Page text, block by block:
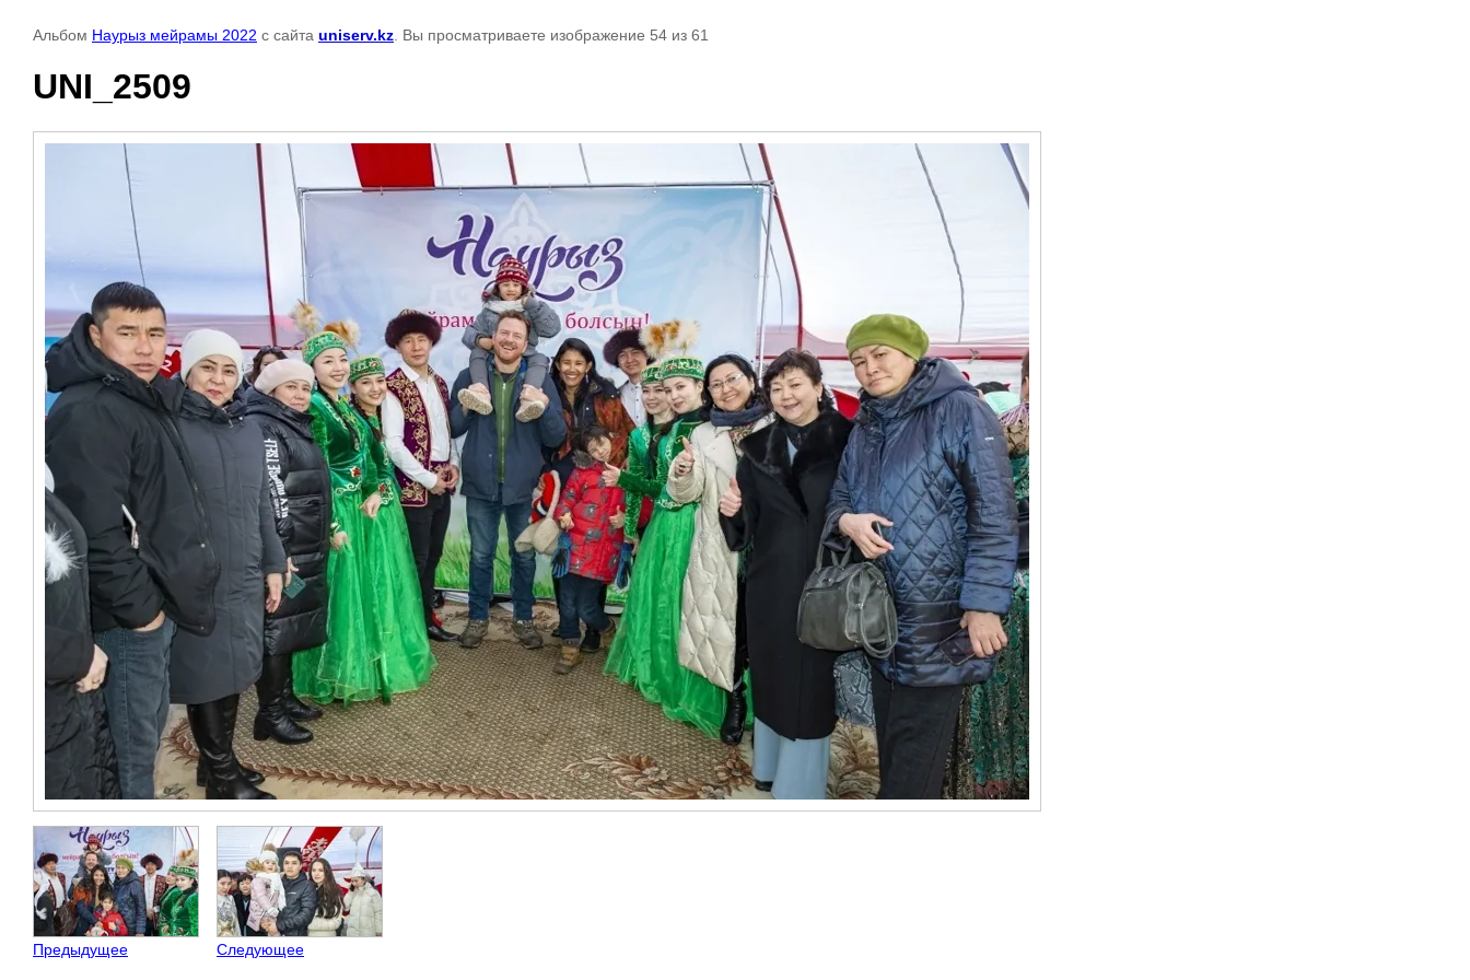
Альбом Наурыз мейрамы 2022 с сайта uniserv.kz . Вы просматриваете изображение 54 из 61
UNI_2509
Предыдущее Следующее